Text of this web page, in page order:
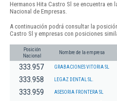
Hermanos Hita Castro Sl se encuentra en
Nacional de Empresas.
A continuación podrá consultar la
Castro Sl y empresas con posiciones
Posición
Nacional
Nombre de la empresa
333.957 GRABACIONES VITORIA SL
333.958 LEGAZ DENTAL SL.
333.959 ASESORIA FRONTERA SL